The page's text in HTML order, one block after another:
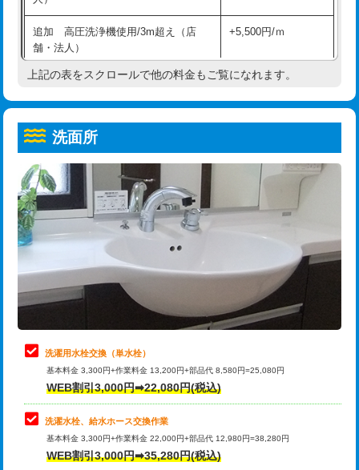
コンクリート斫り（厚さ10㎝超え）
モルタル補修（厚さ10㎝まで） 27,500円
モルタル補修（厚さ10㎝超え） 38,500円
洗面台設置 38,500円
追加人工
廃棄・処分 現場見積
※給水管工事は20mmまでの価格です。
給水管工事※（ホール加工)
給水管工事※（バンド止め) 3,300円
給水管工事※（支持金具設置) 5,500円
給水管工事※（保温材使用（バンド止
め込み）)
5,500円
給水管工事※（土の掘削・埋め戻し作
業)
11,000円
給水管工事※（塩ビ管（VP・HI）使
用/3ｍまで)
33,000円
給水管工事※（塩ビ管（VP・HI）使
用（追加）/3ｍ超え)
給水管工事※（ライニング鋼管・銅
管・ポリ管・HT管使用/3ｍまで)
44,000円
給水管工事※（ライニング鋼管・銅
管・ポリ管・HT管使用/3ｍ超え)
排水管工事（土の掘削・埋め戻し作
業）
排水管工事（排水管工事/3ｍまで） 55,000円
追加 高圧洗浄機使用/3m超え（店
舗・法人）
+5,500円/ｍ
高度高圧洗浄換 現地調査
トーラー機使用/3mまで
追加トーラー機使用/3m超え +3,300円
カメラ調査 33,000円
桝清掃
止水・漏水調査・防水処理・清掃・修
理・調整・分解・加工など（軽作業）
11,000円
止水・漏水調査・防水処理・清掃・修
理・調整・分解・加工など（中作業）
22,000円
止水・漏水調査・防水処理・清掃・修
理・調整・分解・加工など（重作業）
33,000円
キッチンタンク脱着
その他部品の脱着
上記の表をスクロールで他の料金もご覧になれます。
洗面所
洗濯用水栓交換（単水栓）
基本料金 3,300円+作業料金 13,200円+部品代 8,580円=25,080円
WEB割引3,000円➡22,080円(税込)
洗濯水栓、給水ホース交換作業
基本料金 3,300円+作業料金 22,000円+部品代 12,980円=38,280円
WEB割引3,000円➡35,280円(税込)